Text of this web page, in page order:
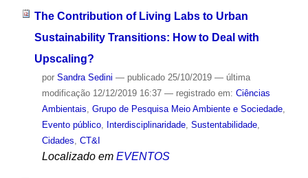
The Contribution of Living Labs to Urban
Sustainability Transitions: How to Deal with
Upscaling?
por Sandra Sedini — publicado25/10/2019 — última
modificação12/12/2019 16:37 — registrado em: Ciências
Ambientais, Grupo de Pesquisa Meio Ambiente e Sociedade,
Evento público, Interdisciplinaridade, Sustentabilidade,
Cidades, CT&I
Localizado em EVENTOS